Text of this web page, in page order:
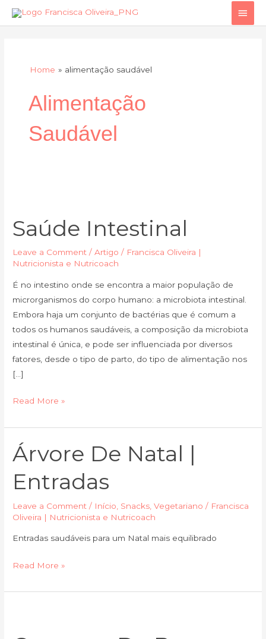
Skip
Main
Home alimentação saudável
Alimentação
Saudável
Saúde Intestinal
Leave a Comment /Artigo / Francisca Oliveira |
Nutricionista e Nutricoach
É no intestino onde se encontra a maior população de
microrganismos do corpo humano: a microbiota intestinal.
Embora haja um conjunto de bactérias que é comum a
todos os humanos saudáveis, a composição da microbiota
intestinal é única, e pode ser influenciada por diversos
fatores, desde o tipo de parto, do tipo de alimentação nos
[…]
Read More »
Árvore De Natal |
Entradas
Leave a Comment / Início Snacks ,Vegetariano / Francisca
Oliveira | Nutricionista e Nutricoach
Entradas saudáveis para um Natal mais equilibrado
Árvore
de
Natal
|
Entradas
Read More »